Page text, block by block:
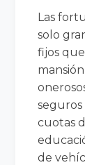
Las
solo
fijos
cuotas
de